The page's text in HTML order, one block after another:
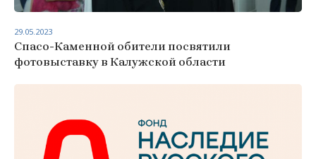
Спасо-Каменной обители посвятили
фотовыставку в Калужской области
29.05.2023